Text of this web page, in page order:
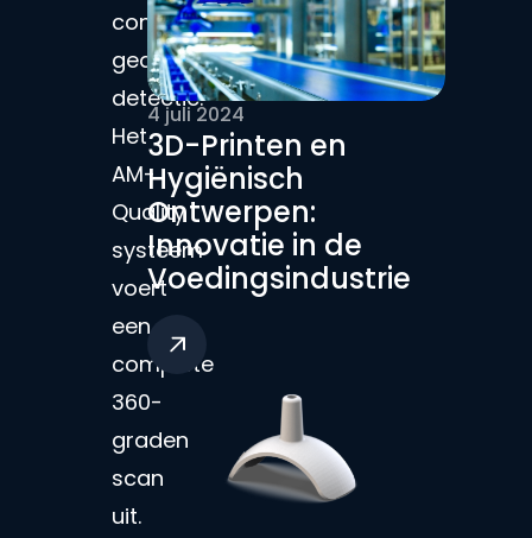
controle:
geavanceerde
detectie.
Het
AM-
Quality
systeem
voert
een
complete
360-
graden
scan
uit.
3D-Printen en
Hygiënisch
Ontwerpen:
Innovatie in de
Voedingsindustrie
4 juli 2024